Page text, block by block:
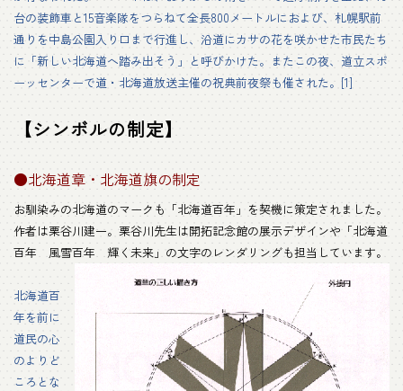
台の装飾車と15音楽隊をつらねて全長800メートルにおよび、札幌駅前
通りを中島公園入り口まで行進し、沿道にカサの花を咲かせた市民たち
に「新しい北海道へ踏み出そう」と呼びかけた。またこの夜、道立スポ
ーッセンターで道・北海道放送主催の祝典前夜祭も催された。[1]
【シンボルの制定】
●北海道章・北海道旗の制定
お馴染みの北海道のマークも「北海道百年」を契機に策定されました。
作者は栗谷川建一。栗谷川先生は開拓記念館の展示デザインや「北海道
百年 風雪百年 輝く未来」の文字のレンダリングも担当しています。
北海道百
年を前に
道民の心
のよりど
ころとな